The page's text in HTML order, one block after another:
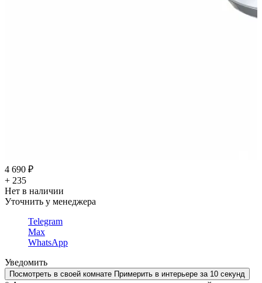
4 690 ₽
+ 235
Нет в наличии
Уточнить у менеджера
Telegram
Max
WhatsApp
Уведомить
Посмотреть в своей комнате Примерить в интерьере за 10 секунд